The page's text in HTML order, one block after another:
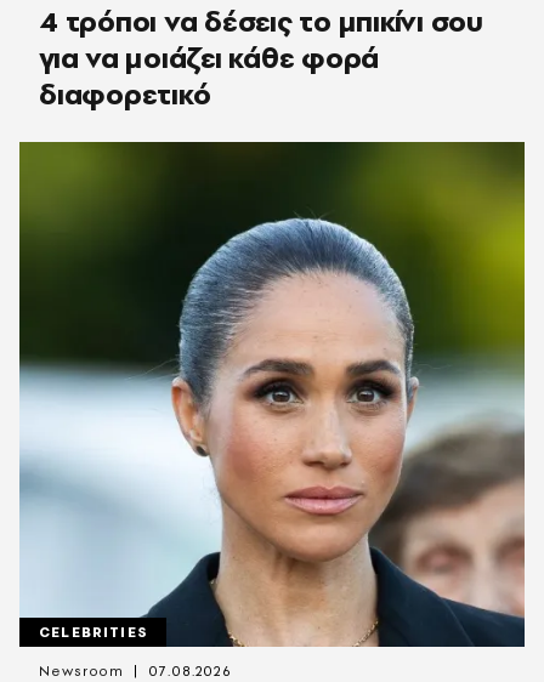
4 τρόποι να δέσεις το μπικίνι σου
για να μοιάζει κάθε φορά
διαφορετικό
CELEBRITIES
Newsroom 07.08.2026